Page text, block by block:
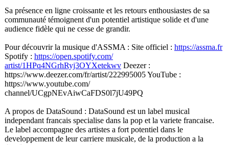
Sa présence en ligne croissante et les retours enthousiastes de sa
communauté témoignent d'un potentiel artistique solide et d'une
audience fidèle qui ne cesse de grandir.
Pour découvrir la musique d'ASSMA : Site officiel : https://assma.fr
Spotify : https://open.spotify.com/
artist/1HPq4NGrhRyj3OYXetekwv Deezer :
https://www.deezer.com/fr/artist/222995005 YouTube :
https://www.youtube.com/
channel/UCgpNEvAiwCaFDS0l7jU49PQ
A propos de DataSound : DataSound est un label musical
independant francais specialise dans la pop et la variete francaise.
Le label accompagne des artistes a fort potentiel dans le
developpement de leur carriere musicale, de la production a la